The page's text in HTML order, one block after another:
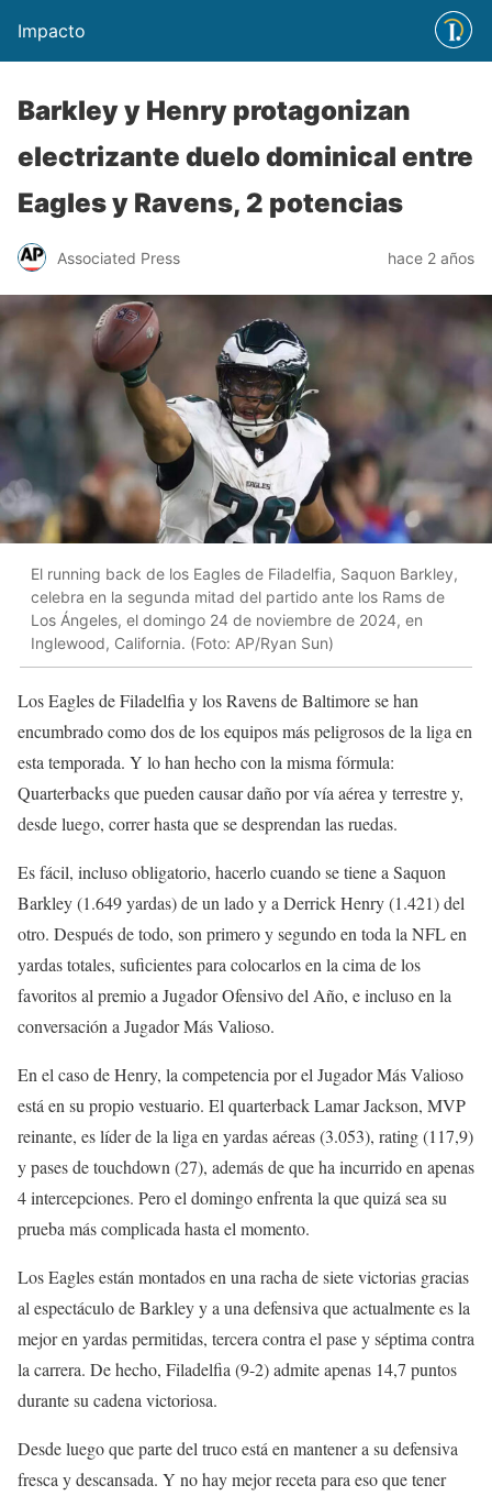
Impacto
Barkley y Henry protagonizan
electrizante duelo dominical entre
Eagles y Ravens, 2 potencias
Associated Press hace 2 años
El running back de los Eagles de Filadelfia, Saquon Barkley,
celebra en la segunda mitad del partido ante los Rams de
Los Ángeles, el domingo 24 de noviembre de 2024, en
Inglewood, California. (Foto: AP/Ryan Sun)
Los Eagles de Filadelfia y los Ravens de Baltimore se han
encumbrado como dos de los equipos más peligrosos de la liga en
esta temporada. Y lo han hecho con la misma fórmula:
Quarterbacks que pueden causar daño por vía aérea y terrestre y,
desde luego, correr hasta que se desprendan las ruedas.
Es fácil, incluso obligatorio, hacerlo cuando se tiene a Saquon
Barkley (1.649 yardas) de un lado y a Derrick Henry (1.421) del
otro. Después de todo, son primero y segundo en toda la NFL en
yardas totales, suficientes para colocarlos en la cima de los
favoritos al premio a Jugador Ofensivo del Año, e incluso en la
conversación a Jugador Más Valioso.
En el caso de Henry, la competencia por el Jugador Más Valioso
está en su propio vestuario. El quarterback Lamar Jackson, MVP
reinante, es líder de la liga en yardas aéreas (3.053), rating (117,9)
y pases de touchdown (27), además de que ha incurrido en apenas
4 intercepciones. Pero el domingo enfrenta la que quizá sea su
prueba más complicada hasta el momento.
Los Eagles están montados en una racha de siete victorias gracias
al espectáculo de Barkley y a una defensiva que actualmente es la
mejor en yardas permitidas, tercera contra el pase y séptima contra
la carrera. De hecho, Filadelfia (9-2) admite apenas 14,7 puntos
durante su cadena victoriosa.
Desde luego que parte del truco está en mantener a su defensiva
fresca y descansada. Y no hay mejor receta para eso que tener